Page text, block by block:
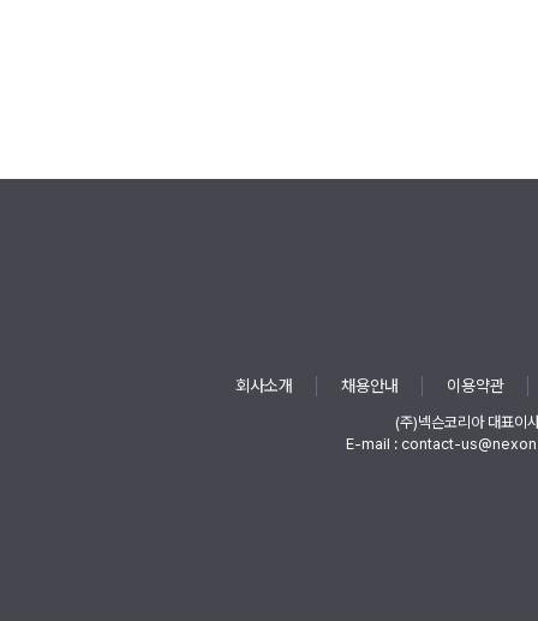
회사소개 채용안내 이용약관
(주)넥슨코리아 대표이
E-mail : contact-